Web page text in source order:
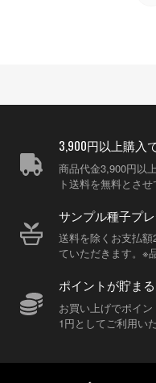
3,900円以上購入
商品代金3,900円以
ト送料を無料とさせ
サンプル種子プ
送料を除くお支払
ていただきます。※
ポイントが貯まる
お買い上げでポイ
1円としてご利用い